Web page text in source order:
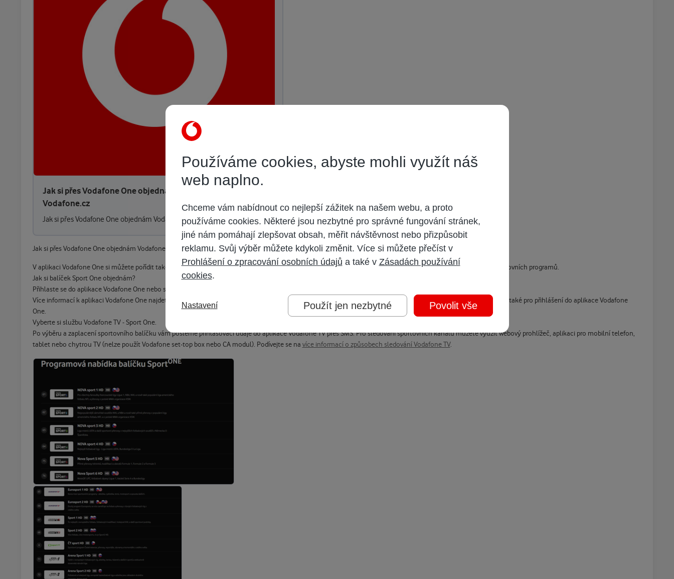
Jak si přes Vodafone One objednám Vodafone TV? -
Vodafone.cz
Jak si přes Vodafone One objednám Vodafone TV?
Jak si přes Vodafone One objednám Vodafone TV?
V aplikaci Vodafone One si můžete pořídit také vybranou nabídku Vodafone TV. Aktuálně si můžete poříditbalíček Sport One, který vám zpřístupní více než 15 sportovních programů.
Jak si balíček Sport One objednám?
Přihlaste se do aplikace Vodafone One nebo se do ní zaregistrujte.
Více informací k aplikaci Vodafone One najdete na
této stránce. Pokud využíváte také aplikaci Můj Vodafone, není možné stejný e-mail nebo telefonní číslo použít také pro přihlášení do aplikace Vodafone
One.
Vyberte si službu Vodafone TV - Sport One.
Po výběru a zaplacení sportovního balíčku vám pošleme přihlašovací údaje do aplikace Vodafone TV přes SMS. Pro sledování sportovních kanálů můžete využít webový prohlížeč, aplikaci pro mobilní telefon,
tablet nebo chytrou TV (nelze použít Vodafone set-top box nebo CA modul). Podívejte se na více informací o způsobech sledování Vodafone TV.
Používáme cookies, abyste mohli využít náš
web naplno.
Chceme vám nabídnout co nejlepší zážitek na našem webu, a proto
používáme cookies. Některé jsou nezbytné pro správné fungování stránek,
jiné nám pomáhají zlepšovat obsah, měřit návštěvnost nebo přizpůsobit
reklamu. Svůj výběr můžete kdykoli změnit. Více si můžete přečíst v
Prohlášení o zpracování osobních údajů a také v Zásadách používání
cookies.
Použít jen nezbytné Povolit vše
Nastavení